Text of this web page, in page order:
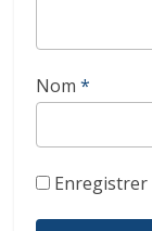
Nom *
Enregistrer